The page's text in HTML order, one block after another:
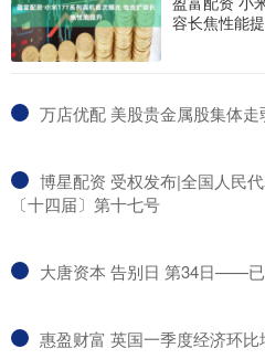
容长焦性能
万店优配 美股贵金属股集体
博星配资 受权发布|全国人
〔十四届〕第十七号
大唐资本 告别日 第34日——
惠盈财富 英国一季度经济环比